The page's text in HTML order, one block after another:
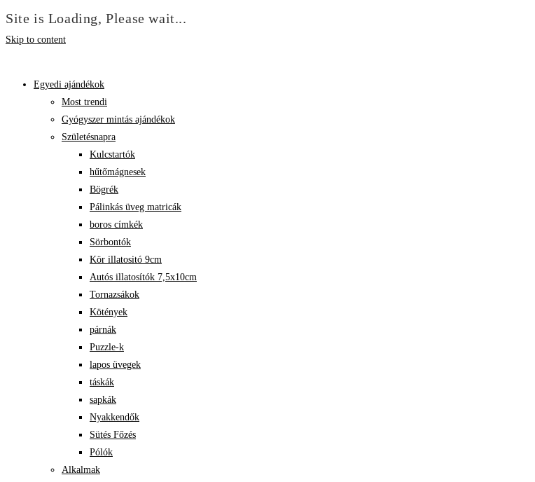
Site is Loading, Please wait...
Skip to content
Egyedi ajándékok
Most trendi
Gyógyszer mintás ajándékok
Születésnapra
Kulcstartók
hűtőmágnesek
Bögrék
Pálinkás üveg matricák
boros címkék
Sörbontók
Kör illatositó 9cm
Autós illatosítók 7,5x10cm
Tornazsákok
Kötények
párnák
Puzzle-k
lapos üvegek
táskák
sapkák
Nyakkendők
Sütés Főzés
Pólók
Alkalmak